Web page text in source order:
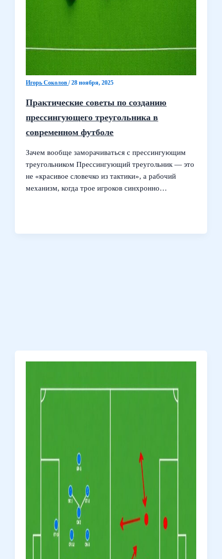
Игорь Соколов/28 ноября, 2025
Практические советы по созданию
прессингующего треугольника в
современном футболе
Зачем вообще заморачиваться с прессингующим
треугольником Прессингующий треугольник — это
не «красивое словечко из тактики», а рабочий
механизм, когда трое игроков синхронно…